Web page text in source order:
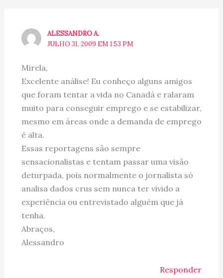
ALESSANDRO A.
JULHO 31, 2009 EM 1:53 PM
Mirela,
Excelente análise! Eu conheço alguns amigos
que foram tentar a vida no Canadá e ralaram
muito para conseguir emprego e se estabilizar,
mesmo em áreas onde a demanda de emprego
é alta.
Essas reportagens são sempre
sensacionalistas e tentam passar uma visão
deturpada, pois normalmente o jornalista só
analisa dados crus sem nunca ter vivido a
experiência ou entrevistado alguém que já
tenha.
Abraços,
Alessandro
Responder